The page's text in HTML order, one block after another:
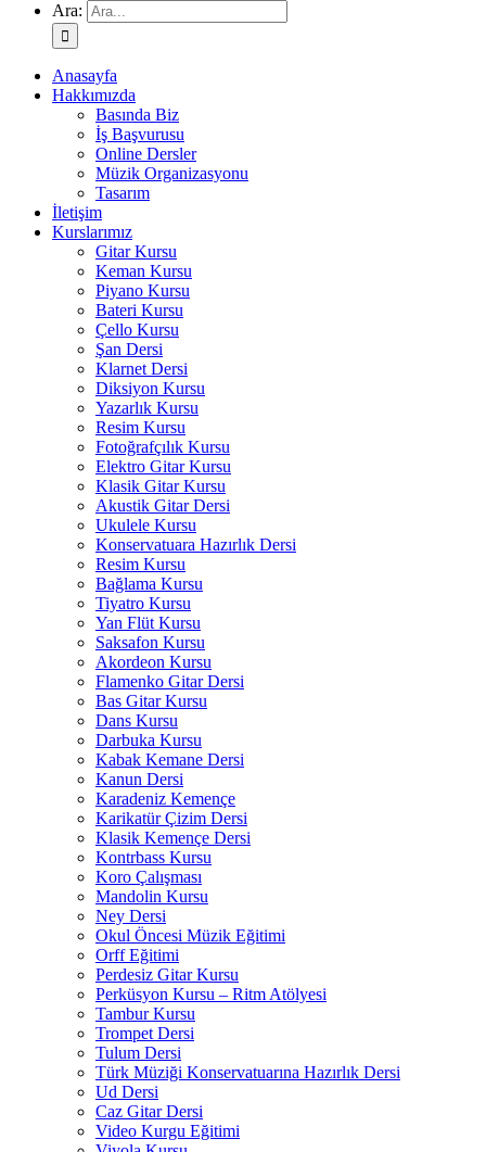
Ara:
Anasayfa
Hakkımızda
Basında Biz
İş Başvurusu
Online Dersler
Müzik Organizasyonu
Tasarım
İletişim
Kurslarımız
Gitar Kursu
Keman Kursu
Piyano Kursu
Bateri Kursu
Çello Kursu
Şan Dersi
Klarnet Dersi
Diksiyon Kursu
Yazarlık Kursu
Resim Kursu
Fotoğrafçılık Kursu
Elektro Gitar Kursu
Klasik Gitar Kursu
Akustik Gitar Dersi
Ukulele Kursu
Konservatuara Hazırlık Dersi
Resim Kursu
Bağlama Kursu
Tiyatro Kursu
Yan Flüt Kursu
Saksafon Kursu
Akordeon Kursu
Flamenko Gitar Dersi
Bas Gitar Kursu
Dans Kursu
Darbuka Kursu
Kabak Kemane Dersi
Kanun Dersi
Karadeniz Kemençe
Karikatür Çizim Dersi
Klasik Kemençe Dersi
Kontrbass Kursu
Koro Çalışması
Mandolin Kursu
Ney Dersi
Okul Öncesi Müzik Eğitimi
Orff Eğitimi
Perdesiz Gitar Kursu
Perküsyon Kursu – Ritm Atölyesi
Tambur Kursu
Trompet Dersi
Tulum Dersi
Türk Müziği Konservatuarına Hazırlık Dersi
Ud Dersi
Caz Gitar Dersi
Video Kurgu Eğitimi